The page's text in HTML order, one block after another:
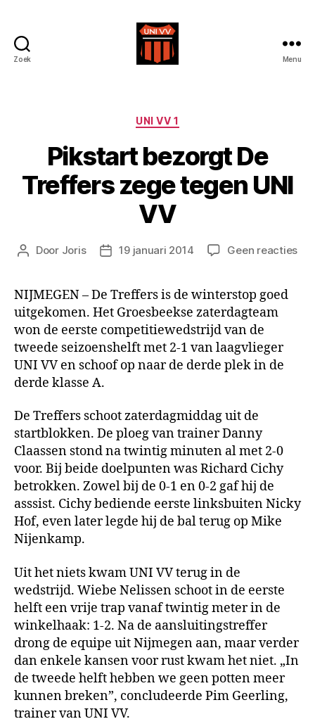
Zoek Menu
Categorieën
UNI VV 1
Pikstart bezorgt De
Treffers zege tegen UNI
VV
Berichtauteur
Door Joris Berichtdatum
19 januari 2014 Geen reactiesop
NIJMEGEN – De Treffers is de winterstop goed
uitgekomen. Het Groesbeekse zaterdagteam
won de eerste competitiewedstrijd van de
tweede seizoenshelft met 2-1 van laagvlieger
UNI VV en schoof op naar de derde plek in de
derde klasse A.
De Treffers schoot zaterdagmiddag uit de
startblokken. De ploeg van trainer Danny
Claassen stond na twintig minuten al met 2-0
voor. Bij beide doelpunten was Richard Cichy
betrokken. Zowel bij de 0-1 en 0-2 gaf hij de
asssist. Cichy bediende eerste linksbuiten Nicky
Hof, even later legde hij de bal terug op Mike
Nijenkamp.
Uit het niets kwam UNI VV terug in de
wedstrijd. Wiebe Nelissen schoot in de eerste
helft een vrije trap vanaf twintig meter in de
winkelhaak: 1-2. Na de aansluitingstreffer
drong de equipe uit Nijmegen aan, maar verder
dan enkele kansen voor rust kwam het niet. „In
de tweede helft hebben we geen potten meer
kunnen breken”, concludeerde Pim Geerling,
trainer van UNI VV.